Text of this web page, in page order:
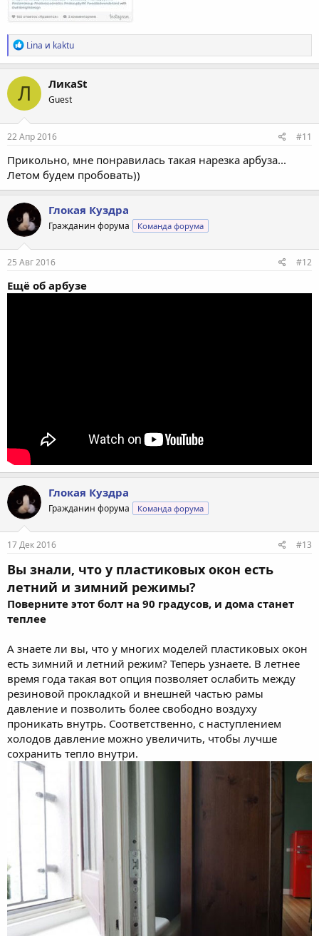
Р
е
а
к
ц
и
и
:
Lina и kaktu
Л ЛикаSt
Guest
22 Апр 2016 #11
Прикольно, мне понравилась такая нарезка арбуза...
Летом будем пробовать))
Глокая Куздра
Гражданин форума Команда форума
25 Авг 2016 #12
Ещё об арбузе
Глокая Куздра
Гражданин форума Команда форума
17 Дек 2016 #13
Вы знали, что у пластиковых окон есть
летний и зимний режимы?
Поверните этот болт на 90 градусов, и дома станет
теплее
А знаете ли вы, что у многих моделей пластиковых окон
есть зимний и летний режим? Теперь узнаете. В летнее
время года такая вот опция позволяет ослабить между
резиновой прокладкой и внешней частью рамы
давление и позволить более свободно воздуху
проникать внутрь. Соответственно, с наступлением
холодов давление можно увеличить, чтобы лучше
сохранить тепло внутри.